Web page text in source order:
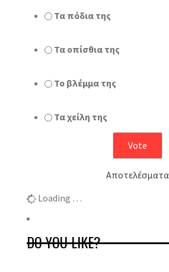
Τα πόδια της
Τα οπίσθια της
Το βλέμμα της
Τα χείλη της
Αποτελέσματα
Loading …
DO YOU LIKE?